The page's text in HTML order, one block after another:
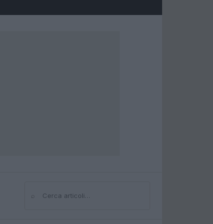
⌕Cerca